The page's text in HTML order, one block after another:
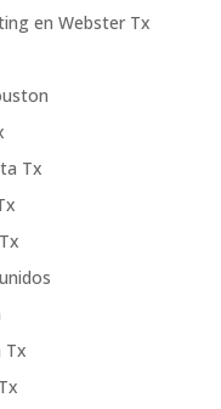
en Webster Tx
Tx
Tx